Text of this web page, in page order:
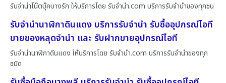
รับจำนำโน๊ตบุ๊คบางรัก ให้บริการโดย รับจํานํา.com บริการรับจำนำของทุกชน
รับจำนำนาฬิกาดินแดง บริการรับจำนำ รับซื้ออุปกรณ์ไอที
ขายของหลุดจำนำ และ รับฝากขายอุปกรณ์ไอที
รับจำนำนาฬิกาดินแดง ให้บริการโดย รับจํานํา.com บริการรับจำนำของทุก
ชนิด